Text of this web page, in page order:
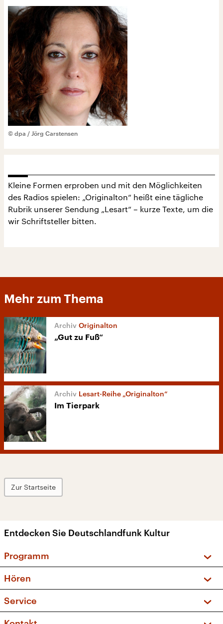
© dpa / Jörg Carstensen
Kleine Formen erproben und mit den Möglichkeiten
des Radios spielen: „Originalton“ heißt eine tägliche
Rubrik unserer Sendung „Lesart“ – kurze Texte, um die
wir Schriftsteller bitten.
Mehr zum Thema
Originalton
„Gut zu Fuß“
Lesart-Reihe „Originalton“
Im Tierpark
Zur Startseite
Entdecken Sie Deutschlandfunk Kultur
Programm
Sendungen und Podcasts
Musikliste
Hören
Frequenzen (UKW + DAB+)
Service
FAQ